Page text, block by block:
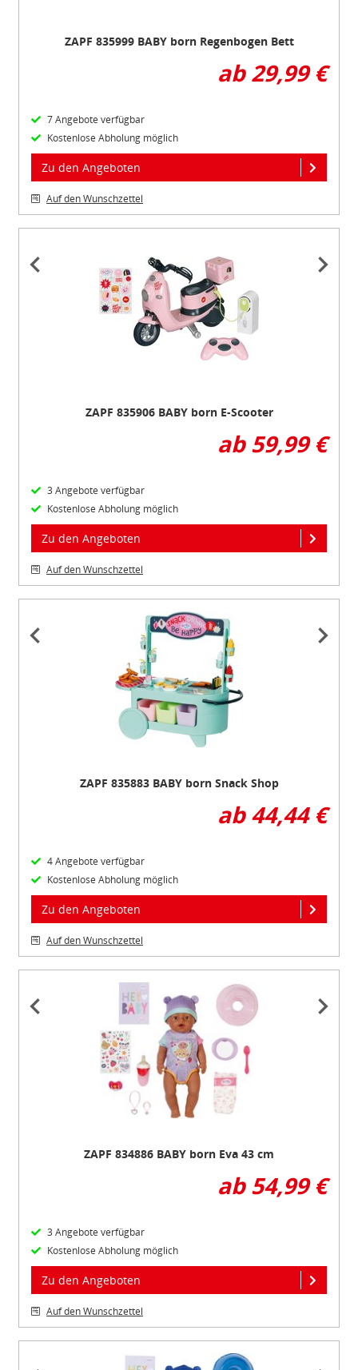
ZAPF 835999 BABY born Regenbogen Bett
ab 29,99 €
7 Angebote verfügbar
Kostenlose Abholung möglich
Zu den Angeboten
Auf den Wunschzettel
ZAPF 835906 BABY born E-Scooter
ab 59,99 €
3 Angebote verfügbar
Kostenlose Abholung möglich
Zu den Angeboten
Auf den Wunschzettel
ZAPF 835883 BABY born Snack Shop
ab 44,44 €
4 Angebote verfügbar
Kostenlose Abholung möglich
Zu den Angeboten
Auf den Wunschzettel
ZAPF 834886 BABY born Eva 43 cm
ab 54,99 €
3 Angebote verfügbar
Kostenlose Abholung möglich
Zu den Angeboten
Auf den Wunschzettel